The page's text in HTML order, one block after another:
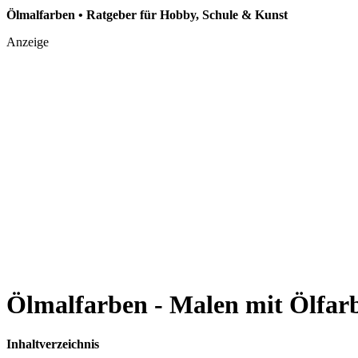
Ölmalfarben • Ratgeber für Hobby, Schule & Kunst
Anzeige
Ölmalfarben - Malen mit
Inhaltverzeichnis